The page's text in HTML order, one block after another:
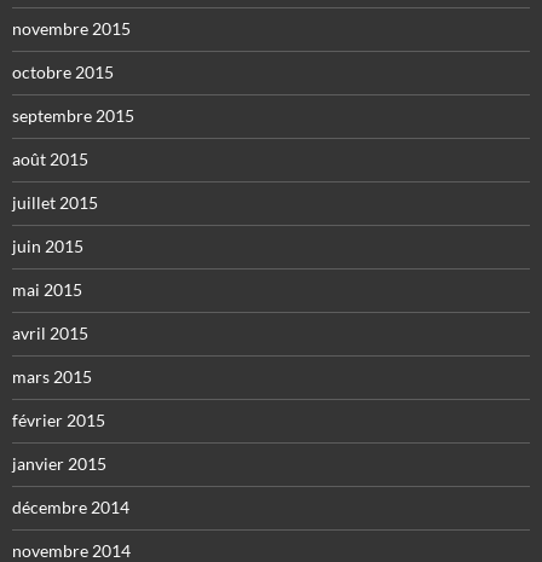
novembre 2015
octobre 2015
septembre 2015
août 2015
juillet 2015
juin 2015
mai 2015
avril 2015
mars 2015
février 2015
janvier 2015
décembre 2014
novembre 2014